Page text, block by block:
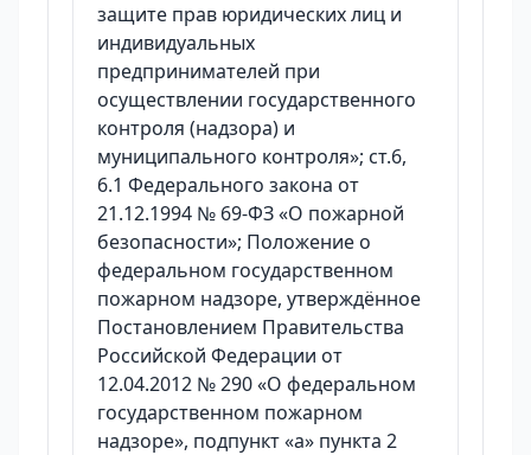
защите прав юридических лиц и
индивидуальных
предпринимателей при
осуществлении государственного
контроля (надзора) и
муниципального контроля»; ст.6,
6.1 Федерального закона от
21.12.1994 № 69-ФЗ «О пожарной
безопасности»; Положение о
федеральном государственном
пожарном надзоре, утверждённое
Постановлением Правительства
Российской Федерации от
12.04.2012 № 290 «О федеральном
государственном пожарном
надзоре», подпункт «а» пункта 2